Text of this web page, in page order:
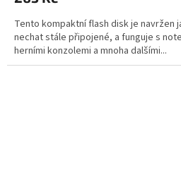
Tento kompaktní flash disk je
nechat stále připojené, a funguje s
herními konzolemi a mnoha dalšími...